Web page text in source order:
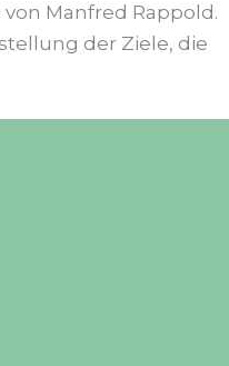
Manfred Rappold.
der Ziele, die